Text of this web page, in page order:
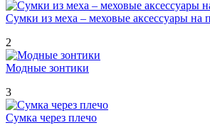
Сумки из меха – меховые аксессуары на
2
Модные зонтики
3
Сумка через плечо